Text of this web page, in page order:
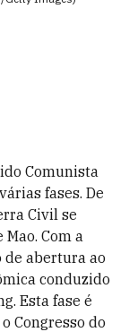
Comunista
fases. De
Civil se
Com a
abertura ao
conduzido
Esta fase é
Congresso do